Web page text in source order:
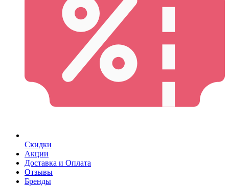
Скидки
Акции
Доставка и Оплата
Отзывы
Бренды